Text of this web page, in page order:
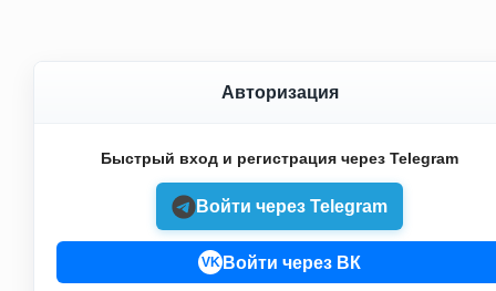
Авторизация
Быстрый вход и регистрация через Telegram
Войти через Telegram
VK Войти через ВК